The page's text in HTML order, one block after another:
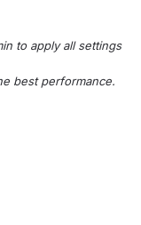
to apply all settings
best performance.